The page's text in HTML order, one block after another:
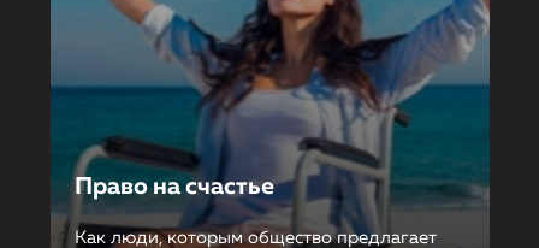
Право на счастье
Как люди, которым общество предлагает